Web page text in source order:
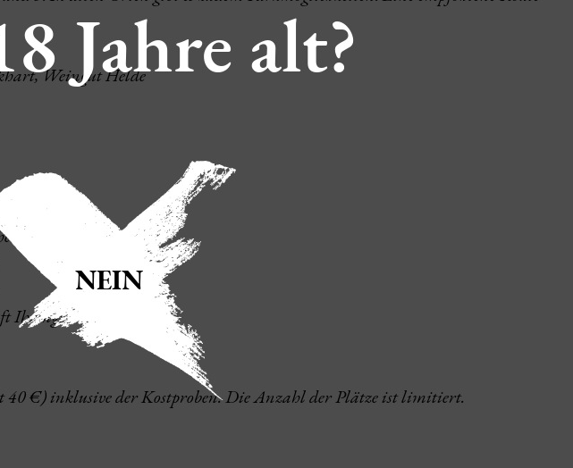
Weingut Helde
1851
Ihringen eG
€) inklusive der Kostproben. Die Anzahl der Plätze ist limitiert.
Jahre alt?
NEIN